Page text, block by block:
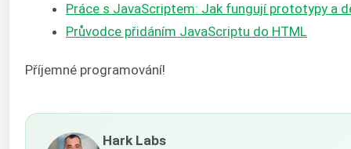
Práce s JavaScriptem: Jak fungují prototypy a
Průvodce přidáním JavaScriptu do HTML
Příjemné programování!
Hark Labs